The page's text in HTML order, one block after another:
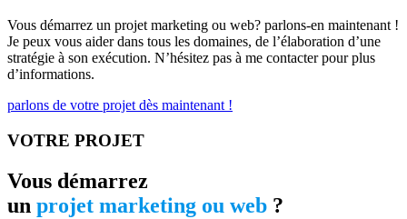
Vous démarrez un projet marketing ou web? parlons-en maintenant !
Je peux vous aider dans tous les domaines, de l’élaboration d’une
stratégie à son exécution. N’hésitez pas à me contacter pour plus
d’informations.
parlons de votre projet dès maintenant !
VOTRE PROJET
Vous démarrez
un projet marketing ou web ?